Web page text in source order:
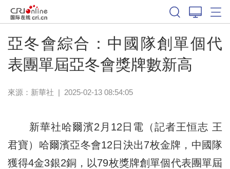
亞冬會綜合：中國隊創單個代
表團單屆亞冬會獎牌數新高
來源：新華社 | 2025-02-13 08:54:05
新華社哈爾濱2月12日電（記者王恒志 王
君寶）哈爾濱亞冬會12日決出7枚金牌，中國隊
獲得4金3銀2銅，以79枚獎牌創單個代表團單屆